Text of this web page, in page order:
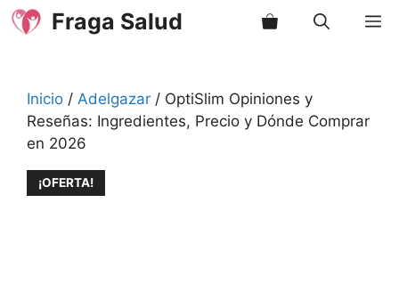
Saltar
Fraga Salud
Inicio / Adelgazar / OptiSlim Opiniones y
Reseñas: Ingredientes, Precio y Dónde Comprar
en 2026
¡OFERTA!